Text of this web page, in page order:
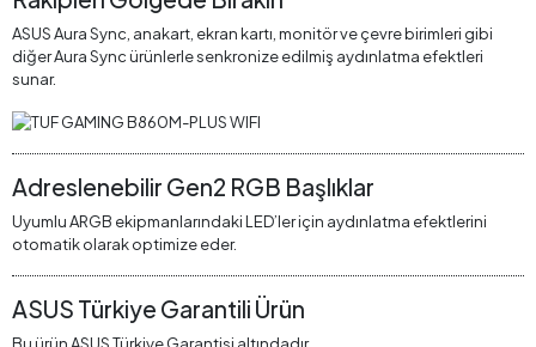
ASUS Aura Sync, anakart, ekran kartı, monitör ve çevre birimleri gibi
diğer Aura Sync ürünlerle senkronize edilmiş aydınlatma efektleri
sunar.
Adreslenebilir Gen2 RGB Başlıklar
Uyumlu ARGB ekipmanlarındaki LED’ler için aydınlatma efektlerini
otomatik olarak optimize eder.
ASUS Türkiye Garantili Ürün